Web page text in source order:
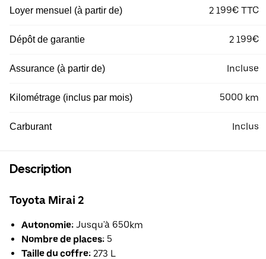
Loyer mensuel (à partir de) 2 199€ TTC
Dépôt de garantie 2 199€
Assurance (à partir de) Incluse
Kilométrage (inclus par mois) 5000 km
Carburant Inclus
Description
Toyota Mirai 2
Autonomie: Jusqu'à 650km
Nombre de places: 5
Taille du coffre: 273 L